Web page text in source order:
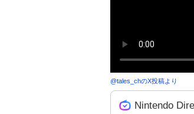
@tales_chのX投稿より
Nintendo